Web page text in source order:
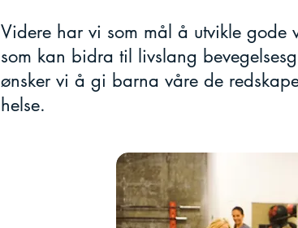
Videre har vi som mål å utvikle gode
som kan bidra til livslang
ønsker vi å gi barna våre de
helse.